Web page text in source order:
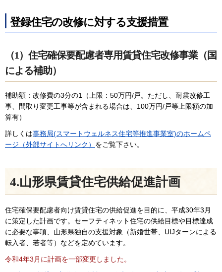
登録住宅の改修に対する支援措置
（1）住宅確保要配慮者専用賃貸住宅改修事業（国
による補助）
補助額：改修費の3分の1（上限：50万円/戸。ただし、耐震改修工
事、間取り変更工事等が含まれる場合は、100万円/戸等上限額の加
算有）
詳しくは事務局(スマートウェルネス住宅等推進事業室)のホームペ
ージ（外部サイトへリンク） をご覧下さい。
4.山形県賃貸住宅供給促進計画
住宅確保要配慮者向け賃貸住宅の供給促進を目的に、平成30年3月
に策定した計画です。セーフティネット住宅の供給目標や目標達成
に必要な事項、山形県独自の支援対象（新婚世帯、UIJターンによる
転入者、若者等）などを定めています。
令和4年3月に計画を一部変更しました。